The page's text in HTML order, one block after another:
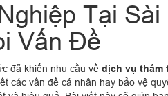
Tại Sài
Vấn Đề
đã khiến nhu cầu về dịch vụ thám
các vấn đề cá nhân hay bảo vệ